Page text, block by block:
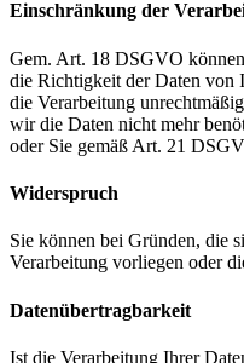
Einschränkung der
Gem. Art. 18 DSGVO
die Richtigkeit der Daten von
die Verarbeitung
wir die Daten nicht mehr
oder Sie gemäß Art. 21
Widerspruch
Sie können bei Gründen, die
Verarbeitung vorliegen oder
Datenübertragbarkeit
Ist die Verarbeitung Ihrer